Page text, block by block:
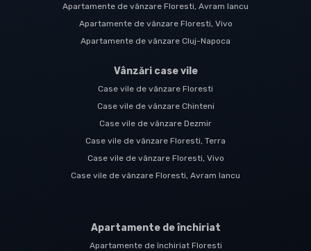
Apartamente de vânzare Floresti, Avram Iancu
Apartamente de vânzare Floresti, Vivo
Apartamente de vânzare Cluj-Napoca
Vânzări case vile
Case vile de vânzare Floresti
Case vile de vânzare Chinteni
Case vile de vânzare Dezmir
Case vile de vânzare Floresti, Terra
Case vile de vânzare Floresti, Vivo
Case vile de vânzare Floresti, Avram Iancu
Apartamente de închiriat
Apartamente de închiriat Floresti